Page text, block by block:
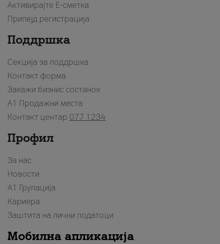
Активирајте Е-сметка
Припејд регистрација
Поддршка
Секција за поддршка
Контакт форма
Закажи бизнис состанок
A1 Продажни места
Контакт центар 077 1234
Профил
За нас
Новости
А1 Групација
Кариера
Заштита на лични податоци
Мобилна апликација